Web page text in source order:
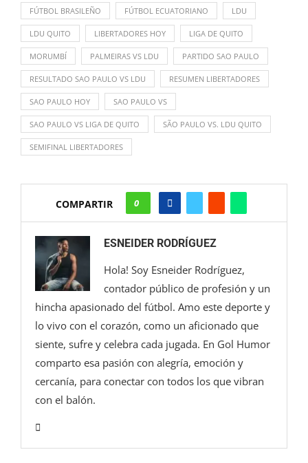
FÚTBOL BRASILEÑO FÚTBOL ECUATORIANO LDU
LDU QUITO LIBERTADORES HOY LIGA DE QUITO
MORUMBÍ PALMEIRAS VS LDU PARTIDO SAO PAULO
RESULTADO SAO PAULO VS LDU RESUMEN LIBERTADORES
SAO PAULO HOY SAO PAULO VS
SAO PAULO VS LIGA DE QUITO SÃO PAULO VS. LDU QUITO
SEMIFINAL LIBERTADORES
COMPARTIR 0
ESNEIDER RODRÍGUEZ
Hola! Soy Esneider Rodríguez,
contador público de profesión y un
hincha apasionado del fútbol. Amo este deporte y
lo vivo con el corazón, como un aficionado que
siente, sufre y celebra cada jugada. En Gol Humor
comparto esa pasión con alegría, emoción y
cercanía, para conectar con todos los que vibran
con el balón.